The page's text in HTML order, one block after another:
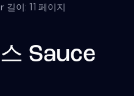
이: 11 페이지
Sauce